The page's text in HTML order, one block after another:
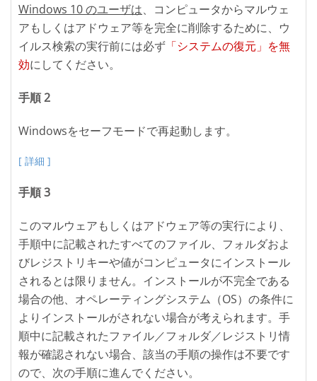
Windows 10 のユーザは、コンピュータからマルウェ
アもしくはアドウェア等を完全に削除するために、ウ
イルス検索の実行前には必ず 「システムの復元」を無
効にしてください。
手順 2
Windowsをセーフモードで再起動します。
[ 詳細 ]
手順 3
このマルウェアもしくはアドウェア等の実行により、
手順中に記載されたすべてのファイル、フォルダおよ
びレジストリキーや値がコンピュータにインストール
されるとは限りません。インストールが不完全である
場合の他、オペレーティングシステム（OS）の条件に
よりインストールがされない場合が考えられます。手
順中に記載されたファイル／フォルダ／レジストリ情
報が確認されない場合、該当の手順の操作は不要です
ので、次の手順に進んでください。